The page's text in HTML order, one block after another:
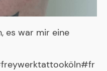
es war mir eine